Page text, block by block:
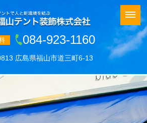
084-923-1160
広島県福山市道三町6-13